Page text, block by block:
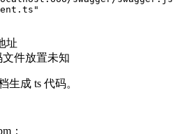
址
文件放置未知
生成 ts 代码。
：